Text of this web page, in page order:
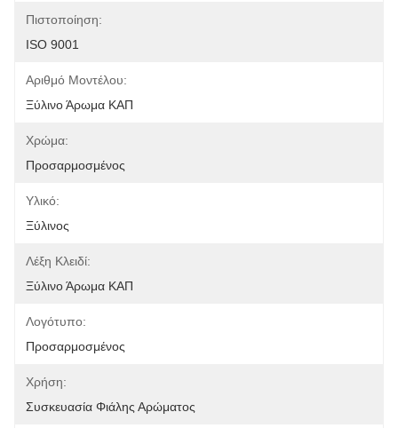
Πιστοποίηση:
ISO 9001
Αριθμό Μοντέλου:
Ξύλινο Άρωμα ΚΑΠ
Χρώμα:
Προσαρμοσμένος
Υλικό:
Ξύλινος
Λέξη Κλειδί:
Ξύλινο Άρωμα ΚΑΠ
Λογότυπο:
Προσαρμοσμένος
Χρήση:
Συσκευασία Φιάλης Αρώματος